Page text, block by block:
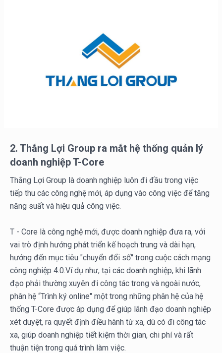
2. Thắng Lợi Group ra mắt hệ thống quản lý
doanh nghiệp T-Core
Thắng Lợi Group là doanh nghiệp luôn đi đầu trong việc
tiếp thu các công nghệ mới, áp dụng vào công việc để tăng
năng suất và hiệu quả công việc.
T - Core là công nghệ mới, được doanh nghiệp đưa ra, với
vai trò định hướng phát triển kế hoạch trung và dài hạn,
hướng đến mục tiêu "chuyển đổi số" trong cuộc cách mạng
công nghiệp 4.0.Ví dụ như, tại các doanh nghiệp, khi lãnh
đạo phải thường xuyên đi công tác trong và ngoài nước,
phân hệ “Trình ký online" một trong những phân hệ của hệ
thống T-Core được áp dụng để giúp lãnh đạo doanh nghiệp
xét duyệt, ra quyết định điều hành từ xa, dù có đi công tác
xa, giúp doanh nghiệp tiết kiệm thời gian, chi phí và rất
thuận tiện trong quá trình làm việc.